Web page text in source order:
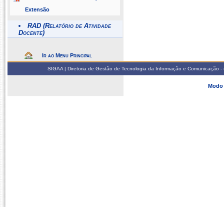
Extensão
RAD (Relatório de Atividade
Docente)
Ir ao Menu Principal
SIGAA | Diretoria de Gestão de Tecnologia da Informação e
Modo